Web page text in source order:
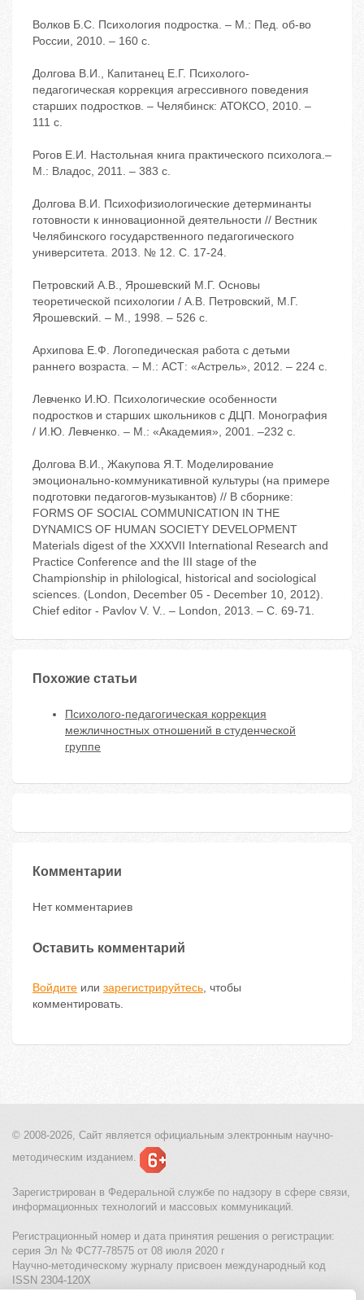
Волков Б.С. Психология подростка. – М.: Пед. об-во
России, 2010. – 160 с.
Долгова В.И., Капитанец Е.Г. Психолого-
педагогическая коррекция агрессивного поведения
старших подростков. – Челябинск: АТОКСО, 2010. –
111 с.
Рогов Е.И. Настольная книга практического психолога.–
М.: Владос, 2011. – 383 с.
Долгова В.И. Психофизиологические детерминанты
готовности к инновационной деятельности // Вестник
Челябинского государственного педагогического
университета. 2013. № 12. С. 17-24.
Петровский А.В., Ярошевский М.Г. Основы
теоретической психологии / А.В. Петровский, М.Г.
Ярошевский. – М., 1998. – 526 с.
Архипова Е.Ф. Логопедическая работа с детьми
раннего возраста. – М.: АСТ: «Астрель», 2012. – 224 с.
Левченко И.Ю. Психологические особенности
подростков и старших школьников с ДЦП. Монография
/ И.Ю. Левченко. – М.: «Академия», 2001. –232 с.
Долгова В.И., Жакупова Я.Т. Моделирование
эмоционально-коммуникативной культуры (на примере
подготовки педагогов-музыкантов) // В сборнике:
FORMS OF SOCIAL COMMUNICATION IN THE
DYNAMICS OF HUMAN SOCIETY DEVELOPMENT
Materials digest of the XXXVII International Research and
Practice Conference and the III stage of the
Championship in philological, historical and sociological
sciences. (London, December 05 - December 10, 2012).
Chief editor - Pavlov V. V.. – London, 2013. – С. 69-71.
Похожие статьи
Психолого-педагогическая коррекция
межличностных отношений в студенческой
группе
Комментарии
Нет комментариев
Оставить комментарий
Войдите или зарегистрируйтесь, чтобы
комментировать.
© 2008-2026, Сайт является официальным электронным научно-
методическим изданием.
Зарегистрирован в Федеральной службе по надзору в сфере связи,
информационных технологий и массовых коммуникаций.
Регистрационный номер и дата принятия решения о регистрации:
серия Эл № ФС77-78575 от 08 июля 2020 г
Научно-методическому журналу присвоен международный код
ISSN 2304-120X